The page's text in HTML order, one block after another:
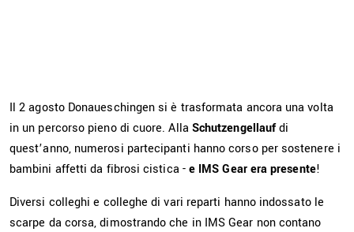
Il 2 agosto Donaueschingen si è trasformata ancora una volta
in un percorso pieno di cuore. Alla Schutzengellaufdi
quest’anno, numerosi partecipanti hanno corso per sostenere i
bambini affetti da fibrosi cistica -e IMS Gear era presente!
Diversi colleghi e colleghe di vari reparti hanno indossato le
scarpe da corsa, dimostrando che in IMS Gear non contano